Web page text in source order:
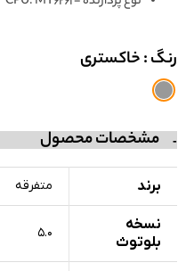
رنگ: خاکستری
مشخصات محصول
برند متفرقه
نسخه
بلوتوث
۵.۰